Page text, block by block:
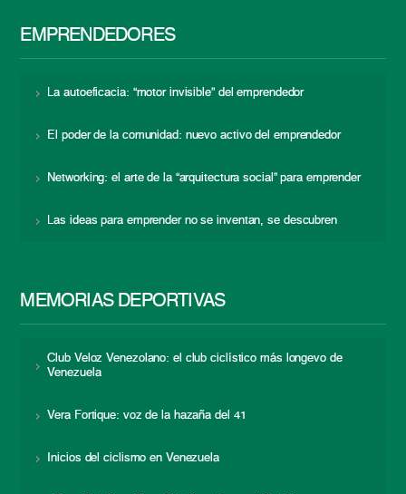
EMPRENDEDORES
La autoeficacia: “motor invisible” del emprendedor
El poder de la comunidad: nuevo activo del emprendedor
Networking: el arte de la “arquitectura social” para emprender
Las ideas para emprender no se inventan, se descubren
MEMORIAS DEPORTIVAS
Club Veloz Venezolano: el club ciclístico más longevo de
Venezuela
Vera Fortique: voz de la hazaña del 41
Inicios del ciclismo en Venezuela